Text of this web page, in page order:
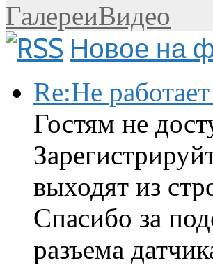
ГалереиВидео
Новое на
Re:Не
Гостям не
выходят из
Спасибо за
разъема